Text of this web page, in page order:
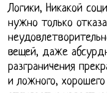
Логики, Никакой
нужно только
вещей, даже
разграничения
и ложного,